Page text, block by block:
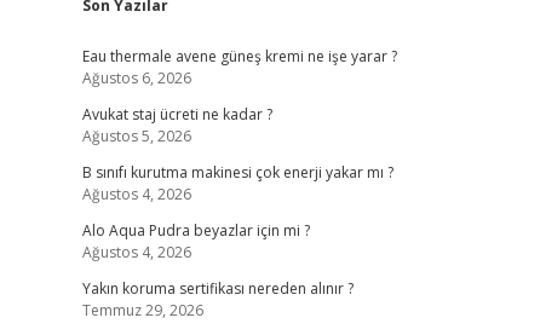
Sidebar
Son Yazılar
Eau thermale avene güneş kremi ne işe yarar ?
Ağustos 6, 2026
Avukat staj ücreti ne kadar ?
Ağustos 5, 2026
B sınıfı kurutma makinesi çok enerji yakar mı ?
Ağustos 4, 2026
Alo Aqua Pudra beyazlar için mi ?
Ağustos 4, 2026
Yakın koruma sertifikası nereden alınır ?
Temmuz 29, 2026